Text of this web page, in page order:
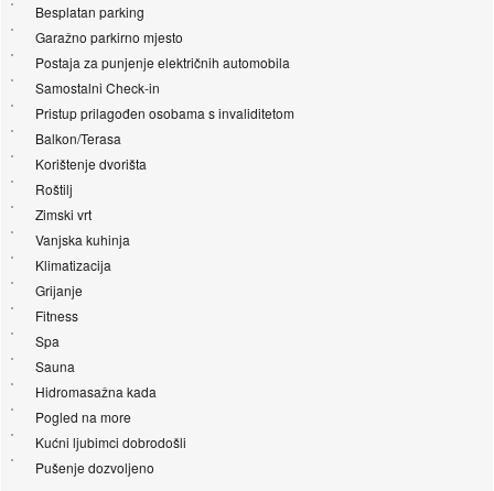
Besplatan parking
Garažno parkirno mjesto
Postaja za punjenje električnih automobila
Samostalni Check-in
Pristup prilagođen osobama s invaliditetom
Balkon/Terasa
Korištenje dvorišta
Roštilj
Zimski vrt
Vanjska kuhinja
Klimatizacija
Grijanje
Fitness
Spa
Sauna
Hidromasažna kada
Pogled na more
Kućni ljubimci dobrodošli
Pušenje dozvoljeno